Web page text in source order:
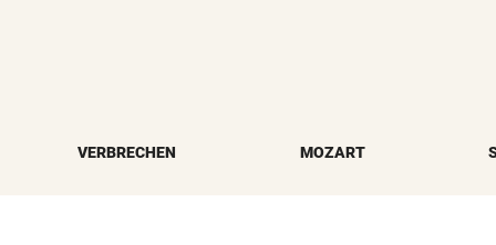
VERBRECHEN MOZART